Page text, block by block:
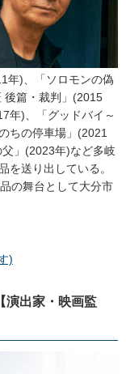
年)、「ソロモンの偽
後篇・裁判」(2015
年)、「グッドバイ～
ちの停車場」(2021
」(2023年)など多岐
を送り出している。
の舞台として大分市
)
演出家・映画監